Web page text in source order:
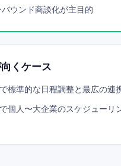
バウンド商談化が主目的
くケース
標準的な日程調整と最広の連
個人〜大企業のスケジューリ